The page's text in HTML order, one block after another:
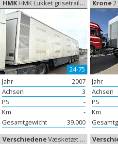
HMKHMK Lukket grisetrailer 3-stock, Schweinetransport
24-75
Jahr
2007
Achsen
3
PS
-
Km
-
Gesamtgewicht
39.000
Krone2
Jahr
Achsen
PS
Km
VerschiedeneVæsketæt container, Container